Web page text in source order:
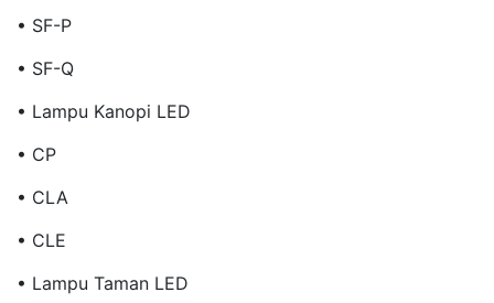
• SF-P
• SF-Q
• Lampu Kanopi LED
• CP
• CLA
• CLE
• Lampu Taman LED